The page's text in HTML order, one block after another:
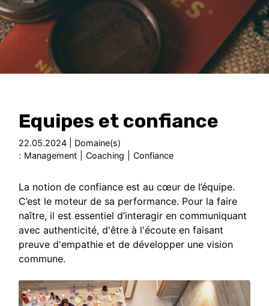
Equipes et confiance
22.05.2024 | Domaine(s)
: Management Coaching Confiance
La notion de confiance est au cœur de l’équipe.
C’est le moteur de sa performance. Pour la faire
naître, il est essentiel d’interagir en communiquant
avec authenticité, d'être à l'écoute en faisant
preuve d'empathie et de développer une vision
commune.